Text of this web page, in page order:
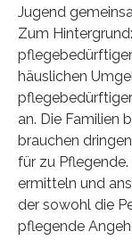
Jugend
Zum
häuslichen
an. Die Familien
brauchen
für zu
ermitteln und
der sowohl die
pflegende